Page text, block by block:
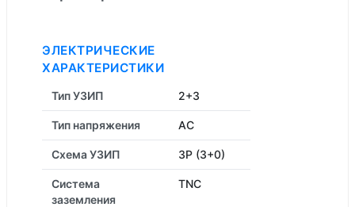
ЭЛЕКТРИЧЕСКИЕ
ХАРАКТЕРИСТИКИ
Тип УЗИП 2+3
Тип напряжения AC
Схема УЗИП 3P (3+0)
Система
заземления
TNC